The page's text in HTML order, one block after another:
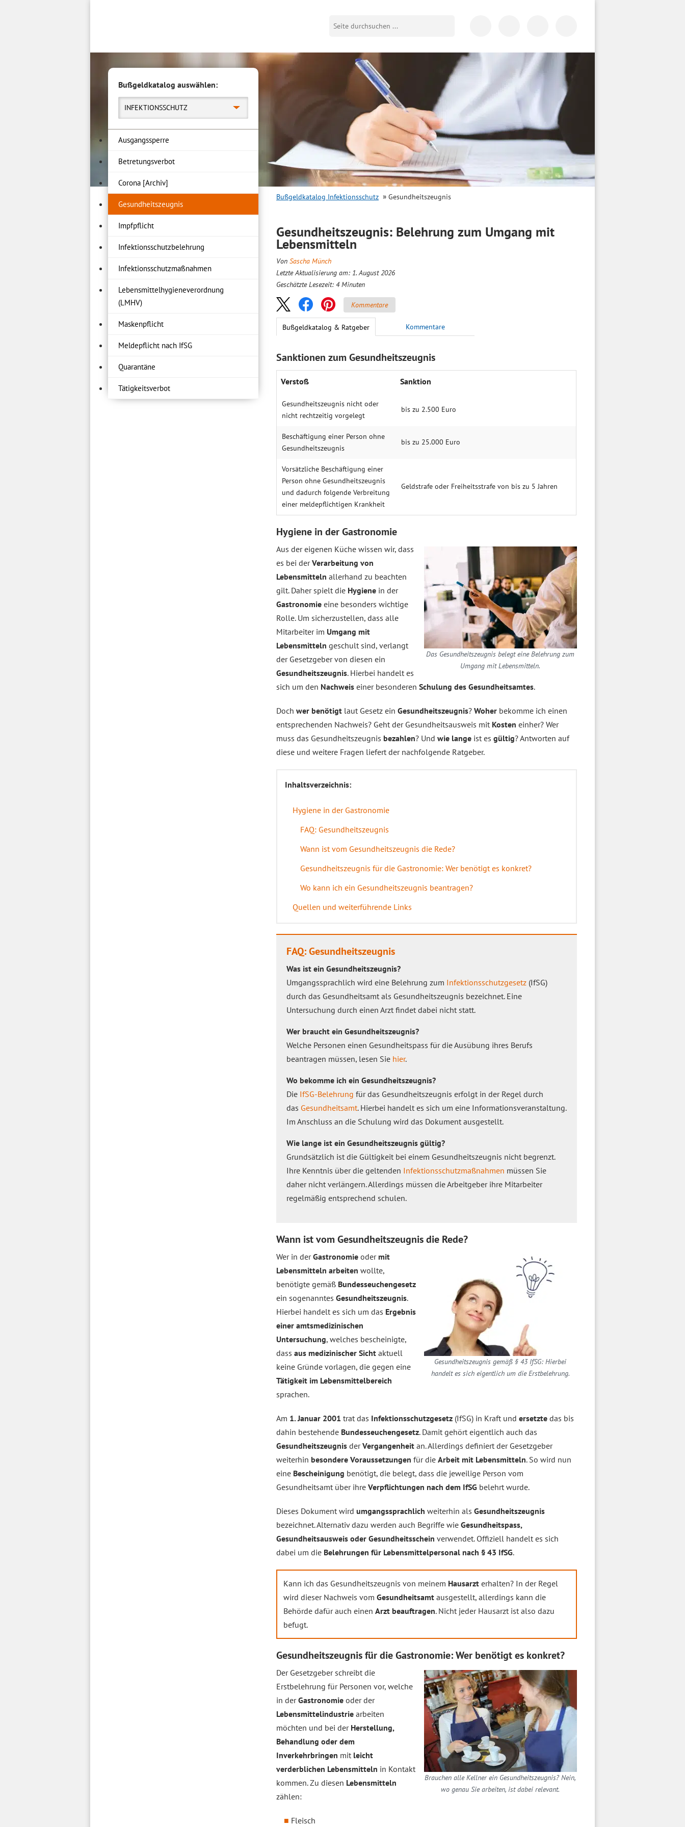
Bußgeldkatalog auswählen:
INFEKTIONSSCHUTZ
Ausgangssperre
Betretungsverbot
Corona [Archiv]
Gesundheitszeugnis
Impfpflicht
Infektionsschutzbelehrung
Infektionsschutzmaßnahmen
Lebensmittelhygieneverordnung
(LMHV)
Maskenpflicht
Meldepflicht nach IfSG
Quarantäne
Tätigkeitsverbot
Bußgeldkatalog Infektionsschutz Gesundheitszeugnis
Gesundheitszeugnis: Belehrung zum Umgang mit
Lebensmitteln
Von Sascha Münch
Letzte Aktualisierung am: 1. August 2026
Geschätzte Lesezeit: 4 Minuten
Kommentare
Bußgeldkatalog & Ratgeber Kommentare
Sanktionen zum Gesundheitszeugnis
Verstoß Sanktion
Gesundheitszeugnis nicht oder
nicht rechtzeitig vorgelegt
bis zu 2.500 Euro
Beschäftigung einer Person ohne
Gesundheitszeugnis
bis zu 25.000 Euro
Vorsätzliche Beschäftigung einer
Person ohne Gesundheitszeugnis
und dadurch folgende Verbreitung
einer meldepflichtigen Krankheit
Geldstrafe oder Freiheitsstrafe von bis zu 5 Jahren
Hygiene in der Gastronomie
Das Gesundheitszeugnis belegt eine Belehrung zum
Umgang mit Lebensmitteln.
Aus der eigenen Küche wissen wir, dass
es bei derVerarbeitung von
Lebensmitteln allerhand zu beachten
gilt. Daher spielt die Hygienein der
Gastronomieeine besonders wichtige
Rolle. Um sicherzustellen, dass alle
Mitarbeiter im Umgang mit
Lebensmitteln geschult sind, verlangt
der Gesetzgeber von diesen ein
Gesundheitszeugnis. Hierbei handelt es
sich um den Nachweiseiner besonderen Schulung des Gesundheitsamtes.
Doch wer benötigtlaut Gesetz ein Gesundheitszeugnis? Woherbekomme ich einen
entsprechenden Nachweis? Geht der Gesundheitsausweis mit Kosten einher? Wer
muss das Gesundheitszeugnis bezahlen? Und wie langeist es gültig? Antworten auf
diese und weitere Fragen liefert der nachfolgende Ratgeber.
Inhaltsverzeichnis:
Hygiene in der Gastronomie
FAQ: Gesundheitszeugnis
Wann ist vom Gesundheitszeugnis die Rede?
Gesundheitszeugnis für die Gastronomie: Wer benötigt es konkret?
Wo kann ich ein Gesundheitszeugnis beantragen?
Quellen und weiterführende Links
FAQ: Gesundheitszeugnis
Was ist ein Gesundheitszeugnis?
Umgangssprachlich wird eine Belehrung zum Infektionsschutzgesetz(IfSG)
durch das Gesundheitsamt als Gesundheitszeugnis bezeichnet. Eine
Untersuchung durch einen Arzt findet dabei nicht statt.
Wer braucht ein Gesundheitszeugnis?
Welche Personen einen Gesundheitspass für die Ausübung ihres Berufs
beantragen müssen, lesen Sie hier.
Wo bekomme ich ein Gesundheitszeugnis?
Die IfSG-Belehrung für das Gesundheitszeugnis erfolgt in der Regel durch
das Gesundheitsamt. Hierbei handelt es sich um eine Informationsveranstaltung.
Im Anschluss an die Schulung wird das Dokument ausgestellt.
Wie lange ist ein Gesundheitszeugnis gültig?
Grundsätzlich ist die Gültigkeit bei einem Gesundheitszeugnis nicht begrenzt.
Ihre Kenntnis über die geltenden Infektionsschutzmaßnahmen müssen Sie
daher nicht verlängern. Allerdings müssen die Arbeitgeber ihre Mitarbeiter
regelmäßig entsprechend schulen.
Wann ist vom Gesundheitszeugnis die Rede?
Gesundheitszeugnis gemäß § 43 IfSG: Hierbei
handelt es sich eigentlich um die Erstbelehrung.
Wer in derGastronomieoder mit
Lebensmitteln arbeiten wollte,
benötigte gemäß Bundesseuchengesetz
ein sogenanntes Gesundheitszeugnis.
Hierbei handelt es sich um das Ergebnis
einer amtsmedizinischen
Untersuchung, welches bescheinigte,
dass aus medizinischer Sichtaktuell
keine Gründe vorlagen, die gegen eine
Tätigkeit im Lebensmittelbereich
sprachen.
Am 1. Januar 2001 trat das Infektionsschutzgesetz(IfSG) in Kraft und ersetztedas bis
dahin bestehende Bundesseuchengesetz. Damit gehört eigentlich auch das
GesundheitszeugnisderVergangenheitan. Allerdings definiert der Gesetzgeber
weiterhin besondere Voraussetzungen für die Arbeit mit Lebensmitteln. So wird nun
eine Bescheinigung benötigt, die belegt, dass die jeweilige Person vom
Gesundheitsamt über ihre Verpflichtungen nach dem IfSG belehrt wurde.
Dieses Dokument wird umgangssprachlich weiterhin als Gesundheitszeugnis
bezeichnet. Alternativ dazu werden auch Begriffe wie Gesundheitspass,
Gesundheitsausweis oder Gesundheitsschein verwendet. Offiziell handelt es sich
dabei um die Belehrungen für Lebensmittelpersonal nach § 43 IfSG.
Kann ich das Gesundheitszeugnis von meinem Hausarzterhalten? In der Regel
wird dieser Nachweis vom Gesundheitsamtausgestellt, allerdings kann die
Behörde dafür auch einen Arzt beauftragen. Nicht jeder Hausarzt ist also dazu
befugt.
Gesundheitszeugnis für die Gastronomie: Wer benötigt es konkret?
Brauchen alle Kellner ein Gesundheitszeugnis? Nein,
wo genau Sie arbeiten, ist dabei relevant.
Der Gesetzgeber schreibt die
Erstbelehrung für Personen vor, welche
in derGastronomieoder der
Lebensmittelindustriearbeiten
möchten und bei der Herstellung,
Behandlung oder dem
Inverkehrbringen mit leicht
verderblichen Lebensmitteln in Kontakt
kommen. Zu diesen Lebensmitteln
zählen:
Fleisch